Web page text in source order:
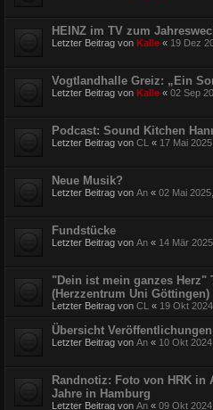
HEINZ im TV zum
Letzter Beitrag von Kalle « 19 Dez
Vogtlandhalle Greiz: „Ein
Letzter Beitrag von Kalle « 02 Sep
Podcast: Sound Kitchen
Letzter Beitrag von CL « 17 Mai
Neue Musik?
Letzter Beitrag von An « 02 Mai
Fundstücke
Letzter Beitrag von An « 14 Mär
"Dein ist mein ganzes Herz"
(Herzzentrum Uni Göttingen)
Letzter Beitrag von CL « 19 Okt
Übersicht
Letzter Beitrag von An « 10 Okt
Randnotiz: Foto von HRK in
Jahre in Hamburg
Letzter Beitrag von An « 09 Okt